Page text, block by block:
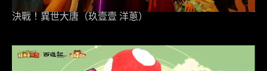
決戰！異世大唐（玖壹壹 洋蔥）